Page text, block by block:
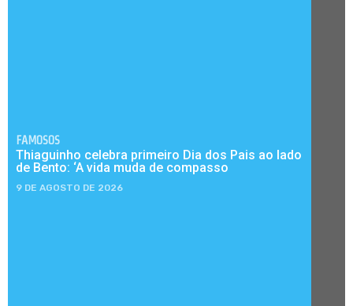
FAMOSOS
Thiaguinho celebra primeiro Dia dos Pais ao lado
de Bento: ‘A vida muda de compasso
9 DE AGOSTO DE 2026